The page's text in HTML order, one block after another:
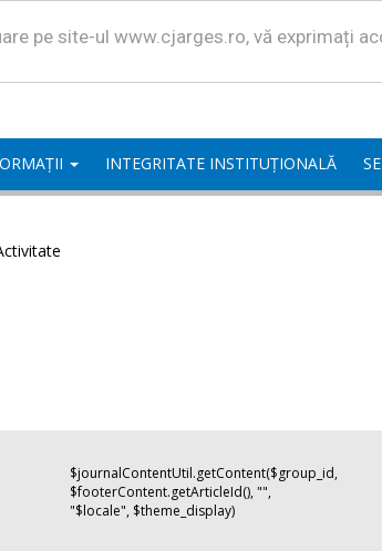
pe site-ul www.cjarges.ro, vă exprimați
INTEGRITATE INSTITUȚIONALĂ
$journalContentUtil.getContent($group_id,
$footerContent.getArticleId(), "",
"$locale", $theme_display)